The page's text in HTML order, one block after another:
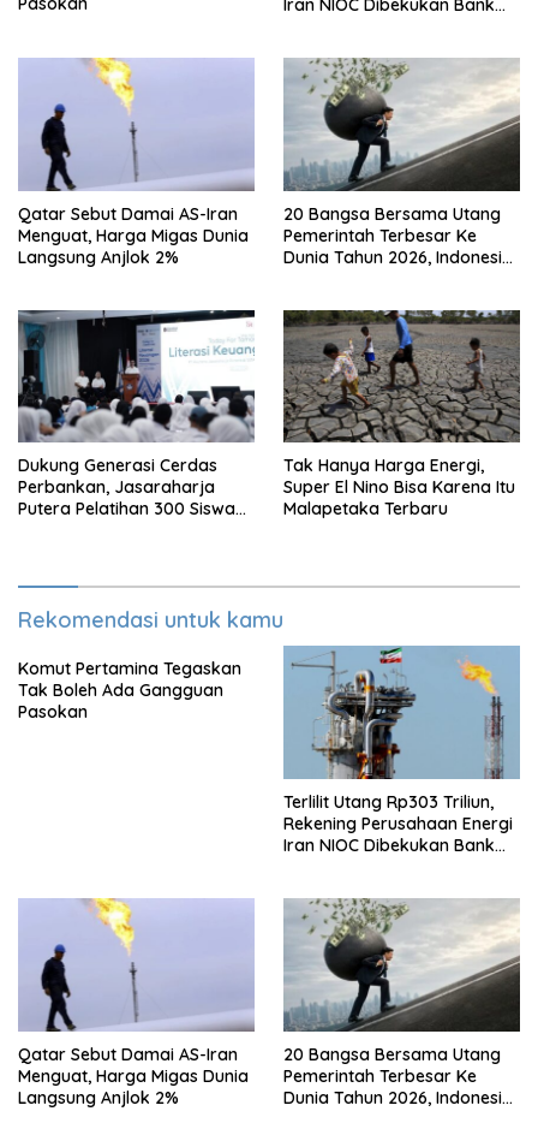
Iran NIOC Dibekukan Bank
Qatar Sebut Damai AS-Iran
Menguat, Harga Migas Dunia
Langsung Anjlok 2%
20 Bangsa Bersama Utang
Pemerintah Terbesar Ke
Dunia Tahun 2026, Indonesia
Dukung Generasi Cerdas
Perbankan, Jasaraharja
Putera Pelatihan 300 Siswa
Tak Hanya Harga Energi,
Super El Nino Bisa Karena Itu
Malapetaka Terbaru
Rekomendasi untuk kamu
Komut Pertamina Tegaskan
Tak Boleh Ada Gangguan
Pasokan
Terlilit Utang Rp303 Triliun,
Rekening Perusahaan Energi
Iran NIOC Dibekukan Bank
Qatar Sebut Damai AS-Iran
Menguat, Harga Migas Dunia
Langsung Anjlok 2%
20 Bangsa Bersama Utang
Pemerintah Terbesar Ke
Dunia Tahun 2026, Indonesia